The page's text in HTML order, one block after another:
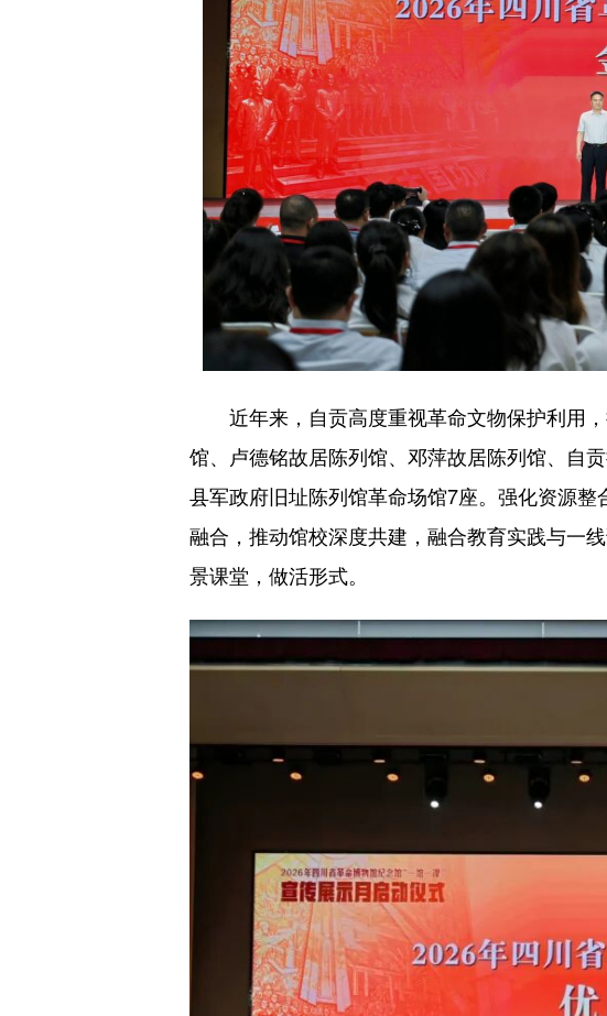
近年来，自贡高度重视革命文物保护利用
馆、卢德铭故居陈列馆、邓萍故居陈列馆、自
县军政府旧址陈列馆革命场馆7座。强化资源
融合，推动馆校深度共建，融合教育实践与一
景课堂，做活形式。